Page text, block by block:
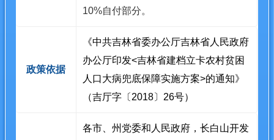
10%自付部分。
政策依据
《中共吉林省委办公厅吉林省人民政府
办公厅印发<吉林省建档立卡农村贫困
人口大病兜底保障实施方案>的通知》
（吉厅字〔2018〕26号）
各市、州党委和人民政府，长白山开发